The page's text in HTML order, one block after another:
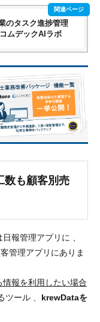
のタスク進捗管理
ムデックAIラボ
数も顧客別売
報管理アプリに 、
管理アプリにありま
報を利用したい場合
ール 、 krewDataを